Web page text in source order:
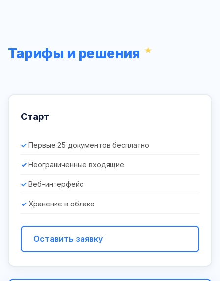
Тарифы и решения
Старт
Первые 25 документов бесплатно
Неограниченные входящие
Веб-интерфейс
Хранение в облаке
Оставить заявку